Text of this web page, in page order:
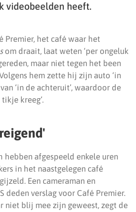
videobeelden heeft.
Premier, het café waar het
om draait, laat weten ‘per ongeluk
maar niet tegen het been
hem zette hij zijn auto ‘in
‘in de achteruit’, waardoor de
kreeg’.
hebben afgespeeld enkele uren
in het naastgelegen café
Een cameraman en
deden verslag voor Café Premier.
niet blij mee zijn geweest, zegt de